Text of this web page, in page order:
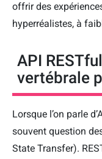
offrir des
hyperréalistes, à
API
vertébrale
Lorsque l’on parle
souvent question
State Transfer).